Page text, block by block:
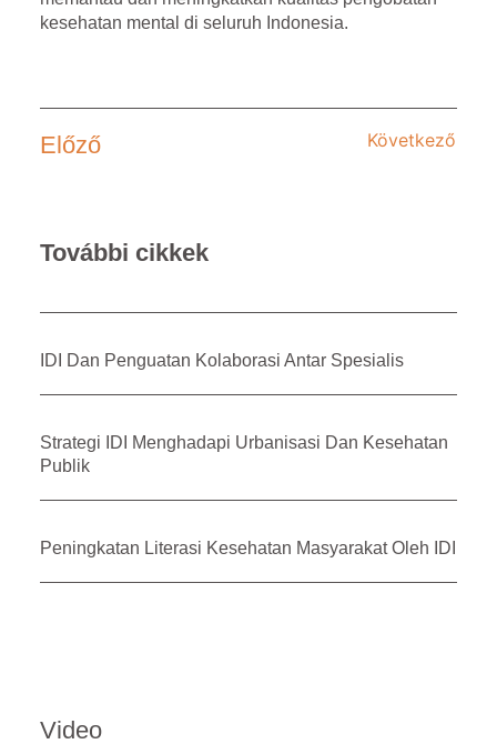
kesehatan mental di seluruh Indonesia.
Előző Következő
További cikkek
IDI Dan Penguatan Kolaborasi Antar Spesialis
Strategi IDI Menghadapi Urbanisasi Dan Kesehatan
Publik
Peningkatan Literasi Kesehatan Masyarakat Oleh IDI
Video